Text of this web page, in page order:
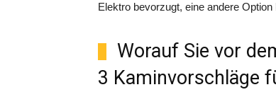
Elektro bevorzugt, eine andere
Worauf Sie vor
3 Kaminvorschläge